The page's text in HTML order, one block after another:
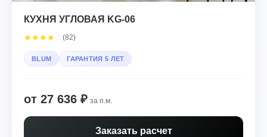
КУХНЯ УГЛОВАЯ KG-06
★★★★ (82)
BLUM ГАРАНТИЯ 5 ЛЕТ
от 27 636 ₽ за п.м.
Заказать расчет